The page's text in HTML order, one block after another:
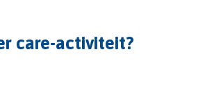
care-activiteit?